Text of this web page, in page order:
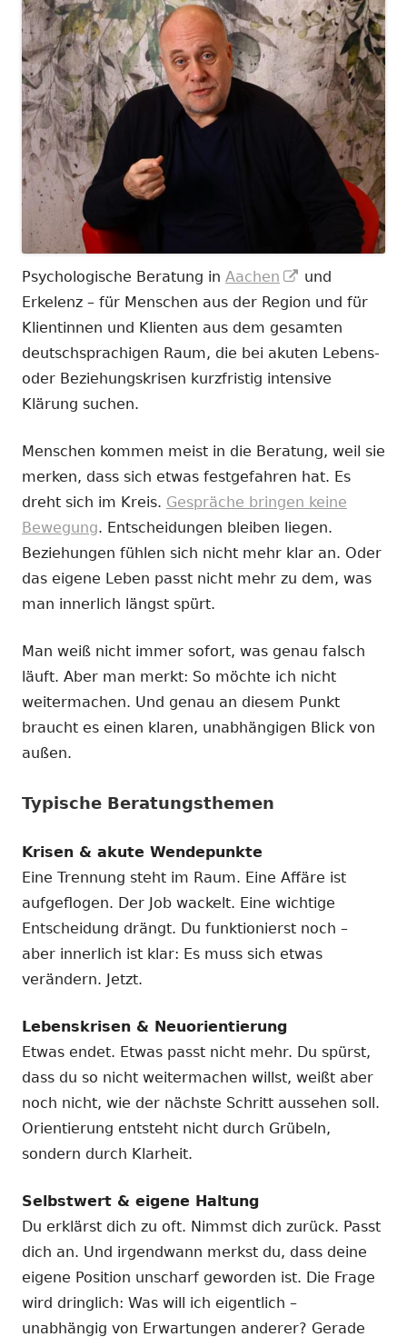
Psychologische Beratung in Aachen
In
neuem
Fenster
öffnen
und
Erkelenz – für Menschen aus der Region und für
Klientinnen und Klienten aus dem gesamten
deutschsprachigen Raum, die bei akuten Lebens-
oder Beziehungskrisen kurzfristig intensive
Klärung suchen.
Menschen kommen meist in die Beratung, weil sie
merken, dass sich etwas festgefahren hat. Es
dreht sich im Kreis. Gespräche bringen keine
Bewegung. Entscheidungen bleiben liegen.
Beziehungen fühlen sich nicht mehr klar an. Oder
das eigene Leben passt nicht mehr zu dem, was
man innerlich längst spürt.
Man weiß nicht immer sofort, was genau falsch
läuft. Aber man merkt: So möchte ich nicht
weitermachen. Und genau an diesem Punkt
braucht es einen klaren, unabhängigen Blick von
außen.
Typische Beratungsthemen
Krisen & akute Wendepunkte
Eine Trennung steht im Raum. Eine Affäre ist
aufgeflogen. Der Job wackelt. Eine wichtige
Entscheidung drängt. Du funktionierst noch –
aber innerlich ist klar: Es muss sich etwas
verändern. Jetzt.
Lebenskrisen & Neuorientierung
Etwas endet. Etwas passt nicht mehr. Du spürst,
dass du so nicht weitermachen willst, weißt aber
noch nicht, wie der nächste Schritt aussehen soll.
Orientierung entsteht nicht durch Grübeln,
sondern durch Klarheit.
Selbstwert & eigene Haltung
Du erklärst dich zu oft. Nimmst dich zurück. Passt
dich an. Und irgendwann merkst du, dass deine
eigene Position unscharf geworden ist. Die Frage
wird dringlich: Was will ich eigentlich –
unabhängig von Erwartungen anderer? Gerade